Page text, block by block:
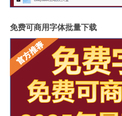
免费可商用字体批量下载